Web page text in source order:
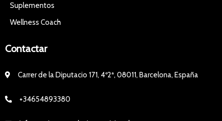
Suplementos
Wellness Coach
Contactar
Carrer de la Diputacio 171, 4º2ª, 08011, Barcelona, España
+34654893380